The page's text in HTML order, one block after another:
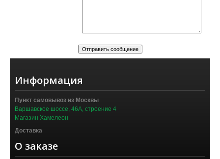
Информация
Пункт самовывоз из Москвы
Варшавское шоссе, 46А, строение 4
Магазин Хамелеон
Доставка
О заказе